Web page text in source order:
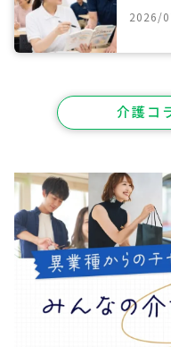
2026/
介護コ